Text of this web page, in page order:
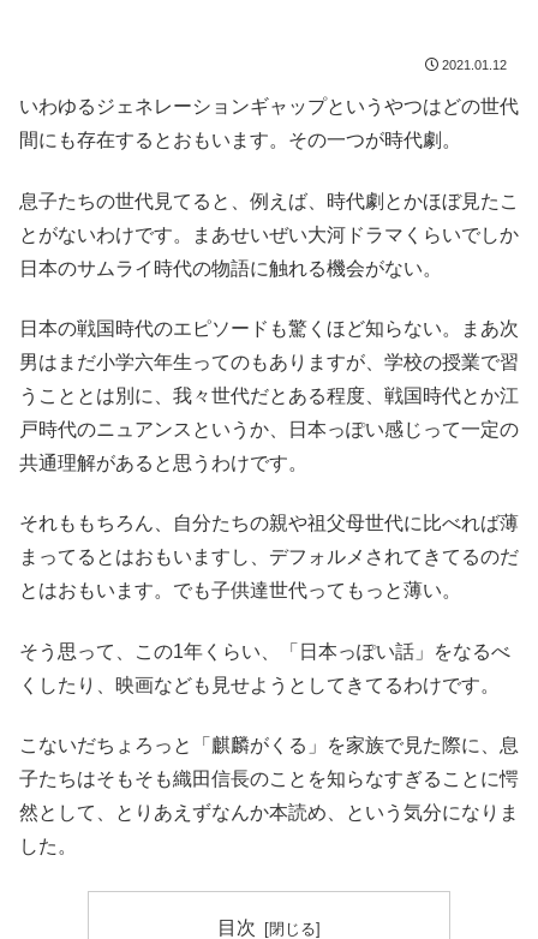
2021.01.12
いわゆるジェネレーションギャップというやつはどの世代
間にも存在するとおもいます。その一つが時代劇。
息子たちの世代見てると、例えば、時代劇とかほぼ見たこ
とがないわけです。まあせいぜい大河ドラマくらいでしか
日本のサムライ時代の物語に触れる機会がない。
日本の戦国時代のエピソードも驚くほど知らない。まあ次
男はまだ小学六年生ってのもありますが、学校の授業で習
うこととは別に、我々世代だとある程度、戦国時代とか江
戸時代のニュアンスというか、日本っぽい感じって一定の
共通理解があると思うわけです。
それももちろん、自分たちの親や祖父母世代に比べれば薄
まってるとはおもいますし、デフォルメされてきてるのだ
とはおもいます。でも子供達世代ってもっと薄い。
そう思って、この1年くらい、「日本っぽい話」をなるべ
くしたり、映画なども見せようとしてきてるわけです。
こないだちょろっと「麒麟がくる」を家族で見た際に、息
子たちはそもそも織田信長のことを知らなすぎることに愕
然として、とりあえずなんか本読め、という気分になりま
した。
目次